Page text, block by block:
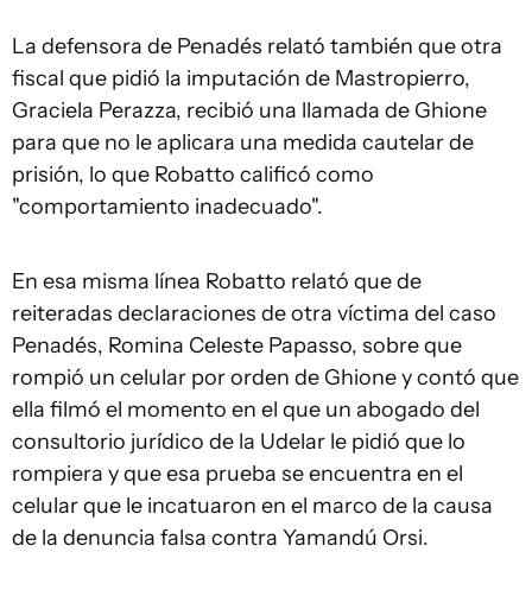
La defensora de Penadés relató también que otra
fiscal que pidió la imputación de Mastropierro,
Graciela Perazza, recibió una llamada de Ghione
para que no le aplicara una medida cautelar de
prisión, lo que Robatto calificó como
"comportamiento inadecuado".
En esa misma línea Robatto relató que de
reiteradas declaraciones de otra víctima del caso
Penadés, Romina Celeste Papasso, sobre que
rompió un celular por orden de Ghione y contó que
ella filmó el momento en el que un abogado del
consultorio jurídico de la Udelar le pidió que lo
rompiera y que esa prueba se encuentra en el
celular que le incatuaron en el marco de la causa
de la denuncia falsa contra Yamandú Orsi.